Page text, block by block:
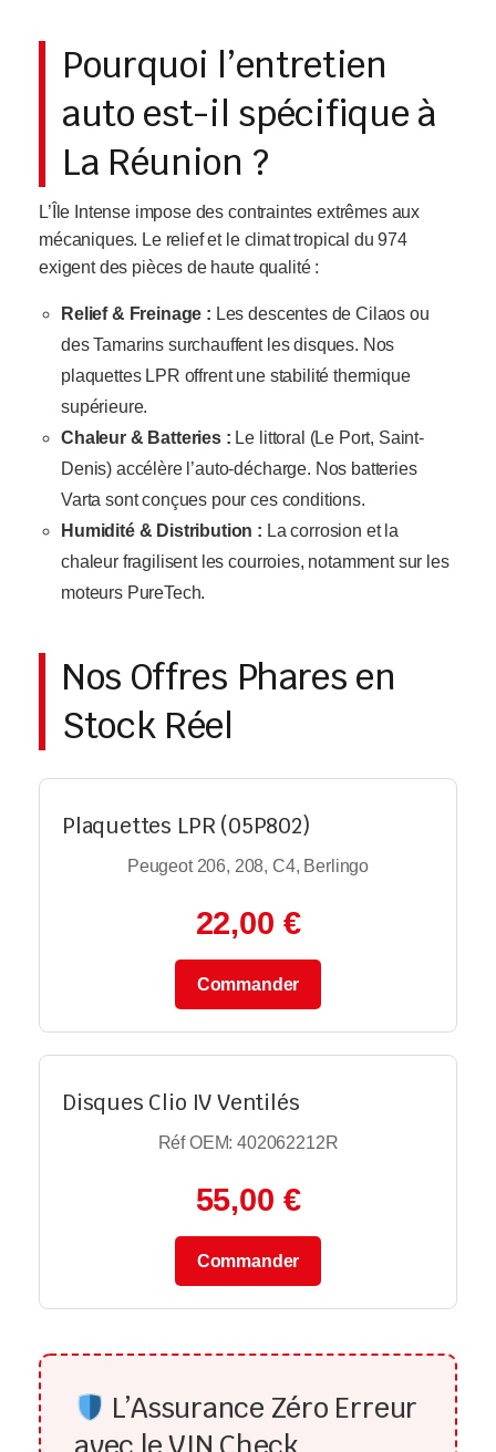
Pourquoi l’entretien
auto est-il spécifique à
La Réunion ?
L’Île Intense impose des contraintes extrêmes aux
mécaniques. Le relief et le climat tropical du 974
exigent des pièces de haute qualité :
Relief & Freinage : Les descentes de Cilaos ou
des Tamarins surchauffent les disques. Nos
plaquettes LPR offrent une stabilité thermique
supérieure.
Chaleur & Batteries : Le littoral (Le Port, Saint-
Denis) accélère l’auto-décharge. Nos batteries
Varta sont conçues pour ces conditions.
Humidité & Distribution : La corrosion et la
chaleur fragilisent les courroies, notamment sur les
moteurs PureTech.
Nos Offres Phares en
Stock Réel
Plaquettes LPR (05P802)
Peugeot 206, 208, C4, Berlingo
22,00 €
Commander
Disques Clio IV Ventilés
Réf OEM: 402062212R
55,00 €
Commander
L’Assurance Zéro Erreur